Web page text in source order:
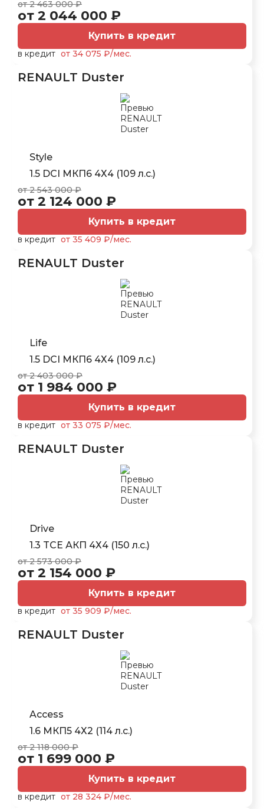
от 2 463 000 ₽
от 2 044 000 ₽
Купить в кредит
в кредит от 34 075 ₽/мес.
RENAULT Duster
Style
1.5 DCI МКП6 4Х4 (109 л.с.)
от 2 543 000 ₽
от 2 124 000 ₽
Купить в кредит
в кредит от 35 409 ₽/мес.
RENAULT Duster
Life
1.5 DCI МКП6 4Х4 (109 л.с.)
от 2 403 000 ₽
от 1 984 000 ₽
Купить в кредит
в кредит от 33 075 ₽/мес.
RENAULT Duster
Drive
1.3 TCE АКП 4Х4 (150 л.с.)
от 2 573 000 ₽
от 2 154 000 ₽
Купить в кредит
в кредит от 35 909 ₽/мес.
RENAULT Duster
Access
1.6 МКП5 4Х2 (114 л.с.)
от 2 118 000 ₽
от 1 699 000 ₽
Купить в кредит
в кредит от 28 324 ₽/мес.